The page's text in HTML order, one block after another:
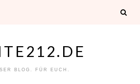
BLOG. FÜR EUCH.